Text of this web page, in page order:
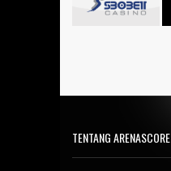
TENTANG ARENASCORE